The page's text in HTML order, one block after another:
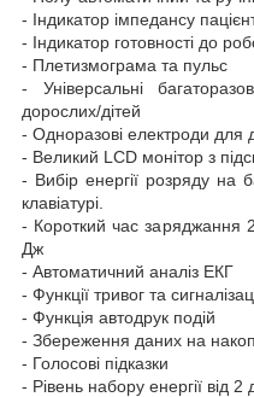
- Індикатор імпедансу
- Індикатор готовності до
- Плетизмограма та пульс
- Універсальні
дорослих/дітей
- Одноразові електроди для
- Великий LCD монітор з
- Вибір енергії розряду на
клавіатурі.
- Короткий час
Дж
- Автоматичний аналіз ЕКГ
- Функції тривог та
- Функція автодрук подій
- Збереження даних на
- Голосові підказки
- Рівень набору енергії від